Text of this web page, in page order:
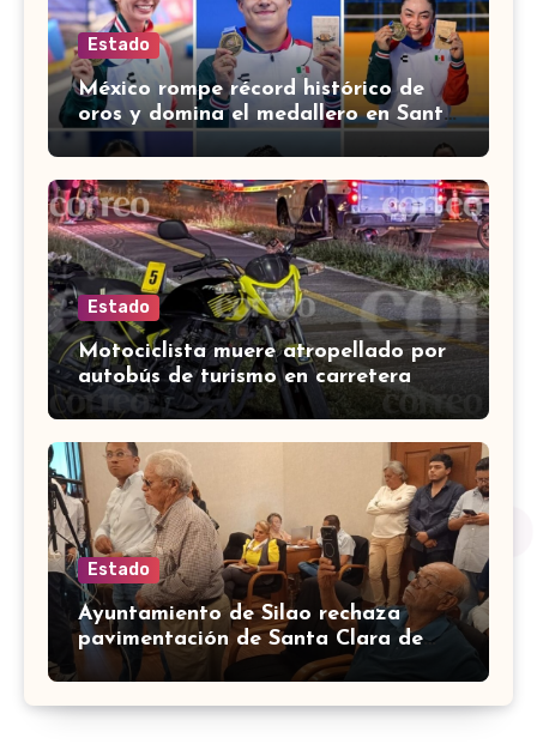
Estado
México rompe récord histórico de
oros y domina el medallero en Santo
Domingo 2026
Estado
Motociclista muere atropellado por
autobús de turismo en carretera
León-San Francisco del Rincón
Estado
Ayuntamiento de Silao rechaza
pavimentación de Santa Clara de
Marines